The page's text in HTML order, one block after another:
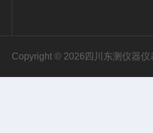
Copyright © 2026四川东测仪器